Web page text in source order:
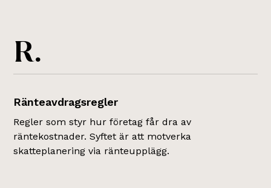
R.
Ränteavdragsregler
Regler som styr hur företag får dra av
räntekostnader. Syftet är att motverka
skatteplanering via ränteupplägg.